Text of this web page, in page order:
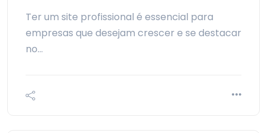
Ter um site profissional é essencial para
empresas que desejam crescer e se destacar
no…